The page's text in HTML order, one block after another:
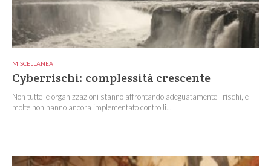
MISCELLANEA
Cyberrischi: complessità crescente
Non tutte le organizzazioni stanno affrontando adeguatamente i rischi, e
molte non hanno ancora implementato controlli...